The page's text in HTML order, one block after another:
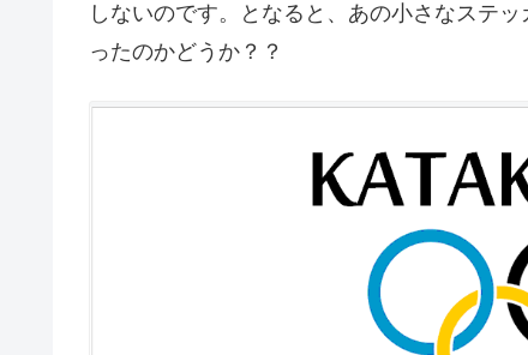
しないのです。となると、あの小さなステ
ったのかどうか？？